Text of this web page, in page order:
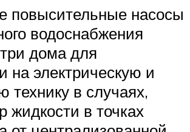
повысительные насосы
водоснабжения
дома для
на электрическую и
технику в случаях,
жидкости в точках